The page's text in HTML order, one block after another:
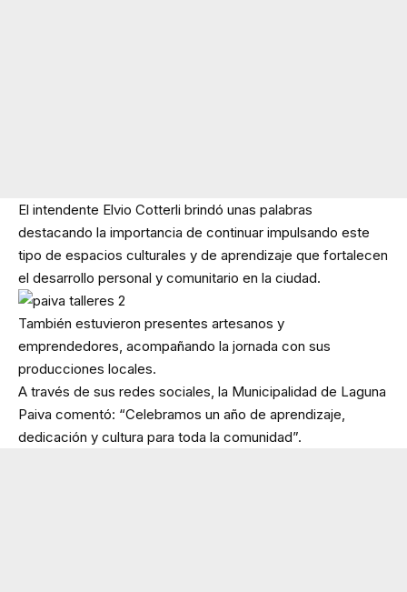
El intendente Elvio Cotterli brindó unas palabras
destacando la importancia de continuar impulsando este
tipo de espacios culturales y de aprendizaje que fortalecen
el desarrollo personal y comunitario en la ciudad.
También estuvieron presentes artesanos y
emprendedores, acompañando la jornada con sus
producciones locales.
A través de sus redes sociales, la Municipalidad de Laguna
Paiva comentó: “Celebramos un año de aprendizaje,
dedicación y cultura para toda la comunidad”.